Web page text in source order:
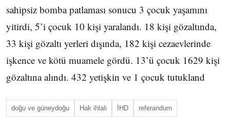
sahipsiz bomba patlaması sonucu 3 çocuk yaşamını
yitirdi, 5’i çocuk 10 kişi yaralandı. 18 kişi gözaltında,
33 kişi gözaltı yerleri dışında, 182 kişi cezaevlerinde
işkence ve kötü muamele gördü. 13’ü çocuk 1629 kişi
gözaltına alındı. 432 yetişkin ve 1 çocuk tutukland
doğu ve güneydoğu Hak ihlali İHD referandum